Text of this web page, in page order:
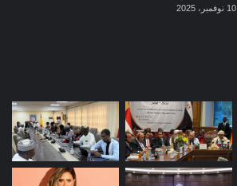
10 نوفمبر، 2025